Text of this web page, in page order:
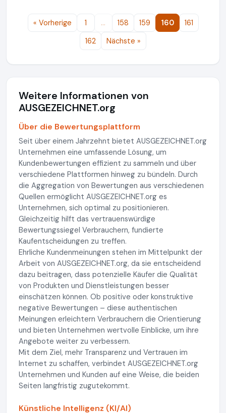
« Vorherige 1 … 158 159 160
161
162
Nächste »
Weitere Informationen von
AUSGEZEICHNET.org
Über die Bewertungsplattform
Seit über einem Jahrzehnt bietet AUSGEZEICHNET.org
Unternehmen eine umfassende Lösung, um
Kundenbewertungen effizient zu sammeln und über
verschiedene Plattformen hinweg zu bündeln. Durch
die Aggregation von Bewertungen aus verschiedenen
Quellen ermöglicht AUSGEZEICHNET.org es
Unternehmen, sich optimal zu positionieren.
Gleichzeitig hilft das vertrauenswürdige
Bewertungssiegel Verbrauchern, fundierte
Kaufentscheidungen zu treffen.
Ehrliche Kundenmeinungen stehen im Mittelpunkt der
Arbeit von AUSGEZEICHNET.org, da sie entscheidend
dazu beitragen, dass potenzielle Käufer die Qualität
von Produkten und Dienstleistungen besser
einschätzen können. Ob positive oder konstruktive
negative Bewertungen – diese authentischen
Meinungen erleichtern Verbrauchern die Orientierung
und bieten Unternehmen wertvolle Einblicke, um ihre
Angebote weiter zu verbessern.
Mit dem Ziel, mehr Transparenz und Vertrauen im
Internet zu schaffen, verbindet AUSGEZEICHNET.org
Unternehmen und Kunden auf eine Weise, die beiden
Seiten langfristig zugutekommt.
Künstliche Intelligenz (KI/AI)